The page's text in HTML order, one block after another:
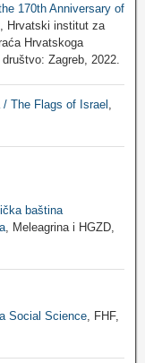
170th Anniversary of
, Hrvatski institut za
Hrvatskoga
Zagreb, 2022.
The Flags of Israel
baština
, Meleagrina i HGZD,
Social Science , FHF,